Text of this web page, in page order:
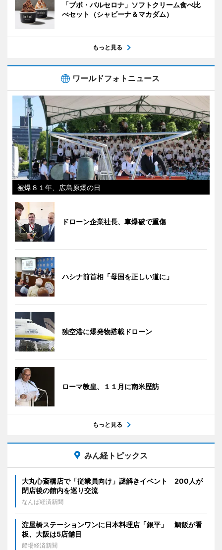
「ブボ・バルセロナ」ソフトクリーム食べ比
べセット（シャビーナ＆マカダム）
もっと見る
ワールドフォトニュース
被爆８１年、広島原爆の日
ドローン企業社長、車爆破で重傷
ハシナ前首相「母国を正しい道に」
独空港に爆発物搭載ドローン
ローマ教皇、１１月に南米歴訪
もっと見る
みん経トピックス
大丸心斎橋店で「従業員向け」謎解きイベント 200人が
閉店後の館内を巡り交流
なんば経済新聞
淀屋橋ステーションワンに日本料理店「銀平」 鯛飯が看
板、大阪は5店舗目
船場経済新聞